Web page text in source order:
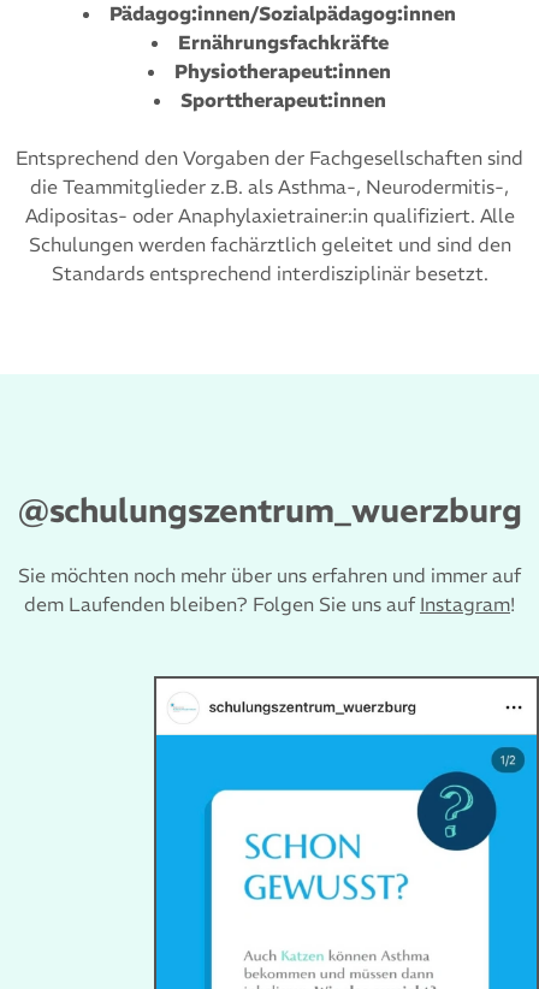
Pädagog:innen/Sozialpädagog:innen
Ernährungsfachkräfte
Physiotherapeut:innen
Sporttherapeut:innen
Entsprechend den Vorgaben der Fachgesellschaften sind
die Teammitglieder z.B. als Asthma-, Neurodermitis-,
Adipositas- oder Anaphylaxietrainer:in qualifiziert. Alle
Schulungen werden fachärztlich geleitet und sind den
Standards entsprechend interdisziplinär besetzt.
@schulungszentrum_wuerzburg
Sie möchten noch mehr über uns erfahren und immer auf
dem Laufenden bleiben? Folgen Sie uns auf Instagram!